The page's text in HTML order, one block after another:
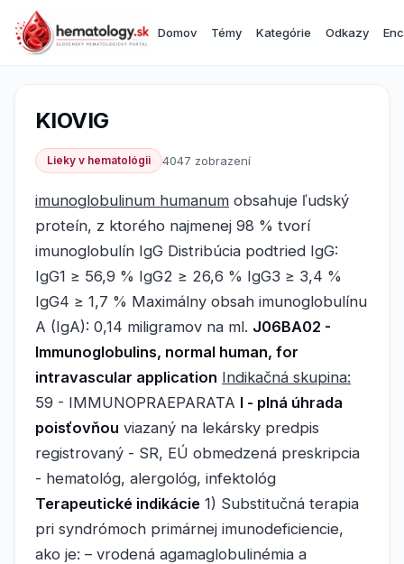
Domov Témy Kategórie Odkazy
KIOVIG
Lieky v hematológii 4047 zobrazení
imunoglobulinum humanum obsahuje ľudský
proteín, z ktorého najmenej 98 % tvorí
imunoglobulín IgG Distribúcia podtried IgG:
IgG1 ≥ 56,9 % IgG2 ≥ 26,6 % IgG3 ≥ 3,4 %
IgG4 ≥ 1,7 % Maximálny obsah imunoglobulínu
A (IgA): 0,14 miligramov na ml. J06BA02 -
Immunoglobulins, normal human, for
intravascular application Indikačná skupina:
59 - IMMUNOPRAEPARATA I - plná úhrada
poisťovňou viazaný na lekársky predpis
registrovaný - SR, EÚ obmedzená preskripcia
- hematológ, alergológ, infektológ
Terapeutické indikácie 1) Substitučná terapia
pri syndrómoch primárnej imunodeficiencie,
ako je: – vrodená agamaglobulinémia a